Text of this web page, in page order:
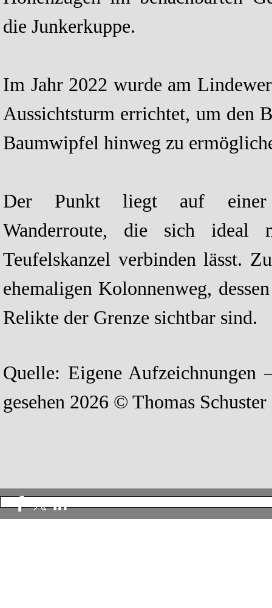
die Junkerkuppe.
Im Jahr 2022 wurde am
Aussichtsturm errichtet, um den
Baumwipfel hinweg zu
Der Punkt liegt auf einer
Wanderroute, die sich ideal
Teufelskanzel verbinden lässt.
ehemaligen Kolonnenweg,
Relikte der Grenze sichtbar sind.
Quelle: Eigene
gesehen 2026 © Thomas